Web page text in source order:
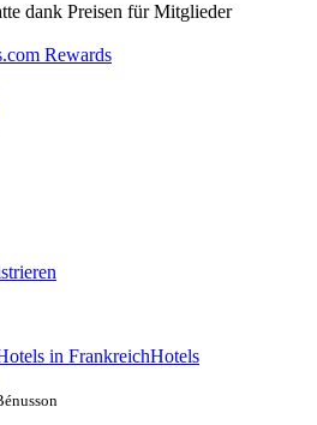
dank Preisen für Mitglieder
Rewards
in FrankreichHotels